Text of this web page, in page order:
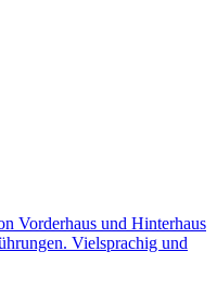
Vorderhaus und Hinterhaus
Vielsprachig und